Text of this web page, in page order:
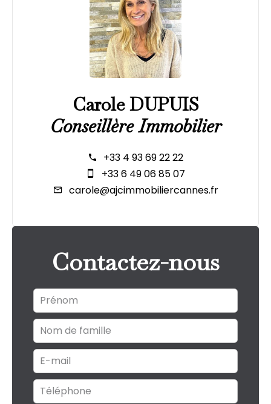
Carole DUPUIS
Conseillère Immobilier
+33 4 93 69 22 22
+33 6 49 06 85 07
carole@ajcimmobiliercannes.fr
Contactez-nous